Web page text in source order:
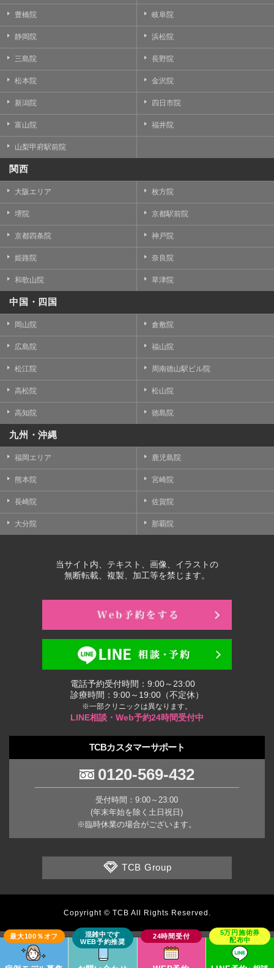
豊橋院 岐阜院
静岡院 浜松院
三島院 長野院
松本院 金沢院
新潟院 四日市院
富山院 福井院
山梨甲府駅前院
関西
大阪エリア 枚方院
堺院 京都駅前院
京都四条院 神戸院
姫路院 奈良院
和歌山院 草津院
中国・四国
岡山院 倉敷院
広島院 福山院
松江院 周南徳山駅ビル院
高松院 松山院
高知院 徳島院
九州・沖縄
福岡エリア 鹿児島院
熊本院 宮崎院
長崎院 佐賀院
大分院 那覇院
当サイト内、テキスト、画像、イラストの
無断転載、複製、加工等を禁じます。
電話予約受付時間：9:00～23:00
診療時間：9:00～19:00（不定休）
※一部クリニックは異なります。
LINE相談・Web予約24時間受付中
TCBカスタマーサポート
0120-569-432
受付時間：9:00～23:00
(年末年始を除く土日祝日)
※臨時休業の場合がございます。
TCB Group
Copyright © TCB All Rights Reserved.